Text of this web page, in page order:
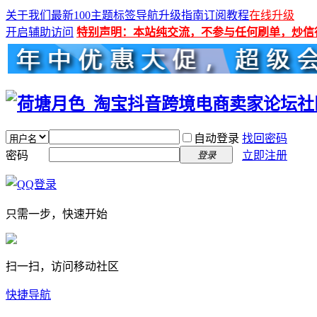
关于我们 最新100主题标签导航升级指南订阅教程在线升级
开启辅助访问 特别声明：本站纯交流，不参与任何刷单，炒信
自动登录 找回密码
密码
登录 立即注册
只需一步，快速开始
扫一扫，访问移动社区
快捷导航